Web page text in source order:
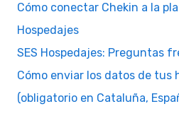
Cómo conectar Chekin a la
Hospedajes
SES Hospedajes: Preguntas
Cómo enviar los datos de tus
(obligatorio en Cataluña,